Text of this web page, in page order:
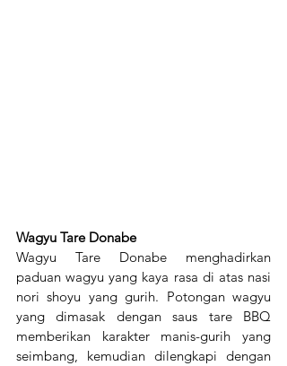
Wagyu Tare Donabe
Wagyu Tare Donabe menghadirkan
paduan wagyu yang kaya rasa di atas nasi
nori shoyu yang gurih. Potongan wagyu
yang dimasak dengan saus tare BBQ
memberikan karakter manis-gurih yang
seimbang, kemudian dilengkapi dengan